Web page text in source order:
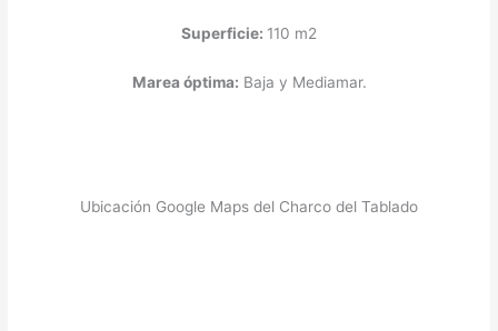
Superficie: 110 m2
Marea óptima: Baja y Mediamar.
Ubicación Google Maps del Charco del Tablado